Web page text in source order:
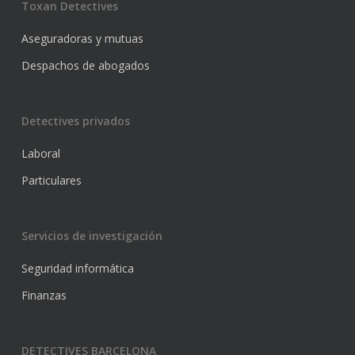
Toxan Detectives
Aseguradoras y mutuas
Despachos de abogados
Detectives privados
Laboral
Particulares
Servicios de investigación
Seguridad informática
Finanzas
DETECTIVES BARCELONA